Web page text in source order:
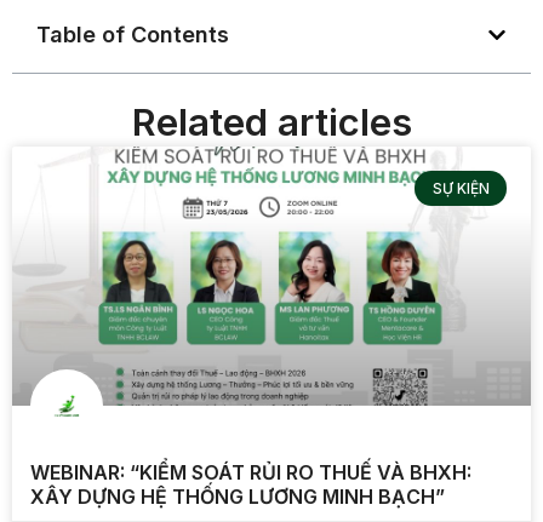
Table of Contents
Related articles
SỰ KIỆN
WEBINAR: “KIỂM SOÁT RỦI RO THUẾ VÀ BHXH:
XÂY DỰNG HỆ THỐNG LƯƠNG MINH BẠCH”